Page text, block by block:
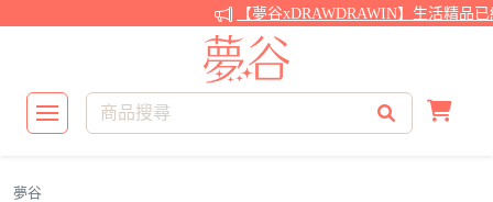
【夢谷xDRAWDRAWIN】生活精品已
夢谷